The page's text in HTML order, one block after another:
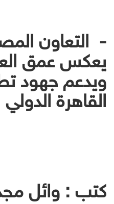
- التعاون
يعكس عمق
ويدعم جهود
القاهرة
كتب : وائل